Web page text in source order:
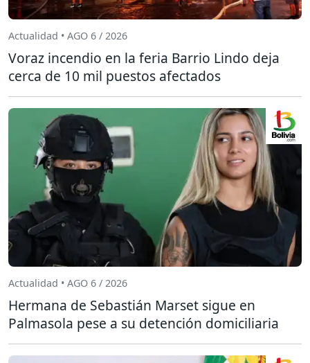
Actualidad • AGO 6 / 2026
Voraz incendio en la feria Barrio Lindo deja
cerca de 10 mil puestos afectados
Actualidad • AGO 6 / 2026
Hermana de Sebastián Marset sigue en
Palmasola pese a su detención domiciliaria